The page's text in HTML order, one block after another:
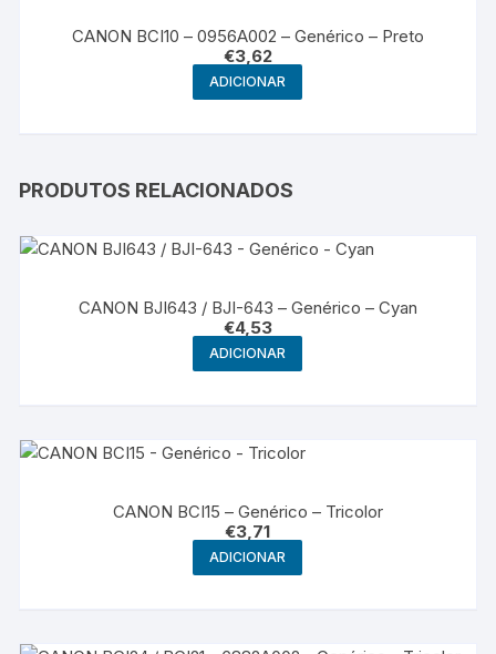
CANON BCI10 – 0956A002 – Genérico – Preto
€3,62
ADICIONAR
PRODUTOS RELACIONADOS
CANON BJI643 / BJI-643 – Genérico – Cyan
€4,53
ADICIONAR
CANON BCI15 – Genérico – Tricolor
€3,71
ADICIONAR